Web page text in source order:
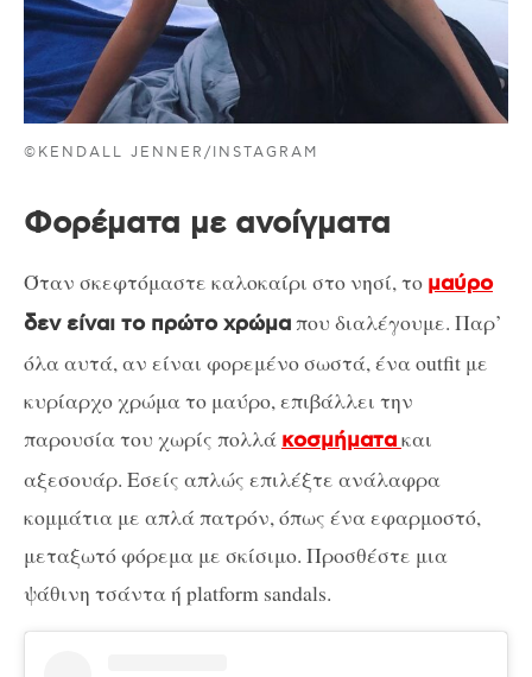
©KENDALL JENNER/INSTAGRAM
Φορέματα με ανοίγματα
Όταν σκεφτόμαστε καλοκαίρι στο νησί, το μαύρο
δεν είναι το πρώτο χρώμαπου διαλέγουμε. Παρ’
όλα αυτά, αν είναι φορεμένο σωστά, ένα outfit με
κυρίαρχο χρώμα το μαύρο, επιβάλλει την
παρουσία του χωρίς πολλά κοσμήματακαι
αξεσουάρ. Εσείς απλώς επιλέξτε ανάλαφρα
κομμάτια με απλά πατρόν, όπως ένα εφαρμοστό,
μεταξωτό φόρεμα με σκίσιμο. Προσθέστε μια
ψάθινη τσάντα ή platform sandals.